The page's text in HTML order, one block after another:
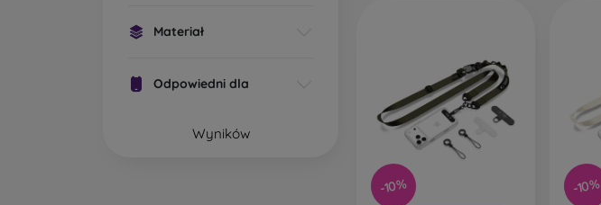
Materiał
Odpowiedni dla
Wyników
-10% -10%